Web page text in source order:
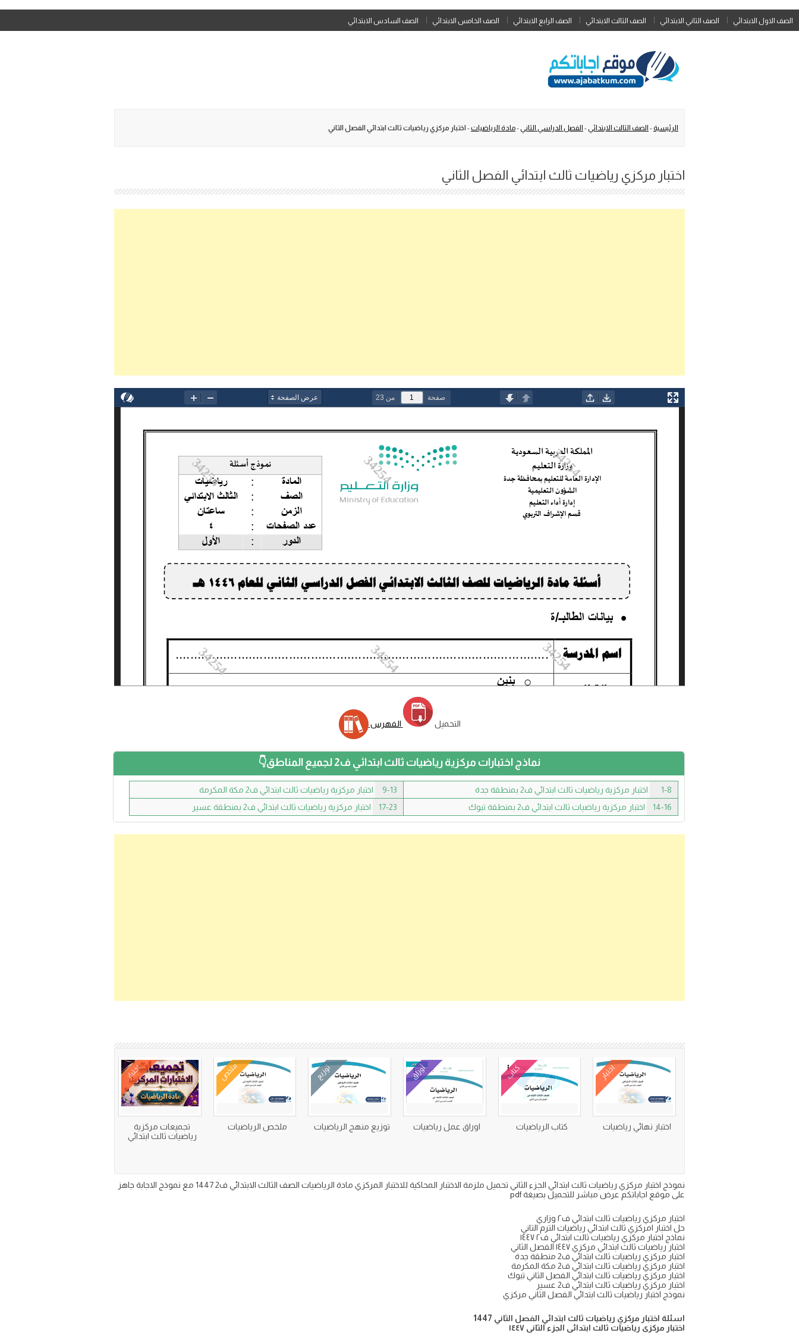
Skip
to
الصف الاول الابتدائي الصف الثاني الابتدائي الصف الثالث الابتدائي الصف الرابع الابتدائي الصف الخامس الابتدائي الصف السادس الابتدائي
الرئيسية - الصف الثالث الابتدائي - الفصل الدراسي الثاني -مادة الرياضيات- اختبار مركزي رياضيات ثالث ابتدائي الفصل الثاني
اختبار مركزي رياضيات ثالث ابتدائي الفصل الثاني
التحميل الفهرس
نماذج اختبارات مركزية رياضيات ثالث ابتدائي ف2 لجميع المناطق👇
1-8 اختبار مركزية رياضيات ثالث ابتدائي ف2 بمنطقة جدة 9-13
اختبار مركزية رياضيات ثالث ابتدائي ف2 مكة المكرمة
14-16
اختبار مركزية رياضيات ثالث ابتدائي ف2 بمنطقة تبوك 17-23 اختبار مركزية رياضيات ثالث ابتدائي ف2 بمنطقة عسير
اختبار
اختبار نهائي رياضيات
كتاب
كتاب الرياضيات
أوراق
اوراق عمل رياضيات
توزيع
توزيع منهج الرياضيات
ملخص
ملخص الرياضيات
اختبار
تجميعات مركزية
رياضيات ثالث ابتدائي
نموذج اختبار مركزي رياضيات ثالث ابتدائي الجزء الثاني تحميل ملزمة الاختبار المحاكية للاختبار المركزي مادة الرياضيات الصف الثالث الابتدائي ف2 1447 مع نموذج الاجابة جاهز
على موقع اجاباتكم عرض مباشر للتحميل بصيغة pdf
اختبار مركزي رياضيات ثالث ابتدائي ف٢ وزاري
حل اختبار امركزي ثالث ابتدائي رياضيات الترم التاني
نماذج اختبار مركزي رياضيات ثالث ابتدائي ف٢ ١٤٤٧
اختبار رياضيات ثالث ابتدائي مركزي ١٤٤٧ الفصل الثاني
اختبار مركزي رياضيات ثالث ابتدائي ف2 منطقة جدة
اختبار مركزي رياضيات ثالث ابتدائي ف2 مكة المكرمة
اختبار مركزي رياضيات ثالث ابتدائي الفصل الثاني تبوك
اختبار مركزي رياضيات ثالث ابتدائي ف2 عسير
نموذج اختبار رياضيات ثالث ابتدائي الفصل الثاني مركزي
اسئلة اختبار مركزي رياضيات ثالث ابتدائي الفصل الثاني 1447
اختبار مركزي رياضيات ثالث ابتدائي الجزء الثاني ١٤٤٧